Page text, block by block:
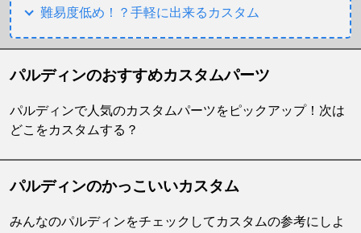
難易度低め！？手軽に出来るカスタム
パルディンのおすすめカスタムパーツ
パルディンで人気のカスタムパーツをピックアップ！次は
どこをカスタムする？
パルディンのかっこいいカスタム
みんなのパルディンをチェックしてカスタムの参考にしよ